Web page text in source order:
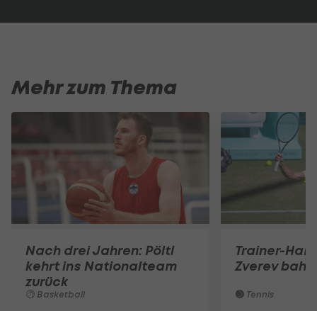
Mehr zum Thema
Nach drei Jahren: Pöltl
kehrt ins Nationalteam
zurück
Basketball
Trainer-
Zverev
Tennis